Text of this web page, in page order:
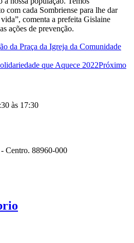
com cada Sombriense para lhe dar
comenta a prefeita Gislaine
ações de prevenção.
da Praça da Igreja da Comunidade
que Aquece 2022Próximo
às 17:30
Centro. 88960-000